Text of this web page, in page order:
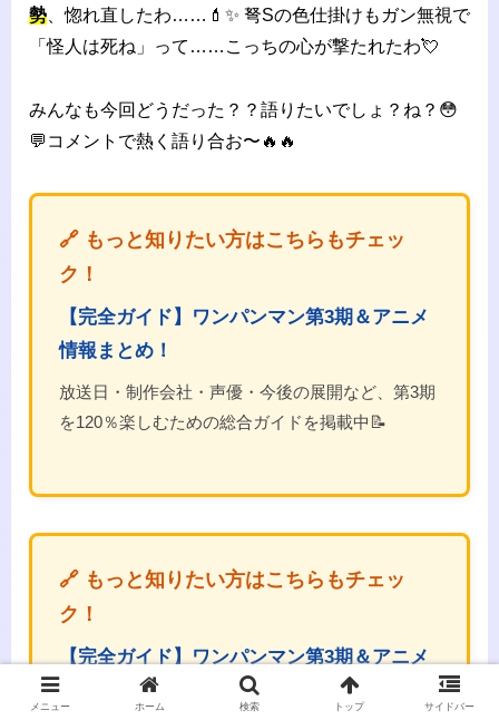
勢 、惚れ直したわ……💄✨ 弩Sの色仕掛けもガン無視で
「怪人は死ね」って……こっちの心が撃たれたわ💘
みんなも今回どうだった？？語りたいでしょ？ね？😳
💬コメントで熱く語り合お〜🔥🔥
🔗 もっと知りたい方はこちらもチェッ
ク！
【完全ガイド】ワンパンマン第3期＆アニメ
情報まとめ！
放送日・制作会社・声優・今後の展開など、第3期
を120％楽しむための総合ガイドを掲載中📝
🔗 もっと知りたい方はこちらもチェッ
ク！
【完全ガイド】ワンパンマン第3期＆アニメ
情報まとめ！
メニュー ホーム 検索 トップ サイドバー